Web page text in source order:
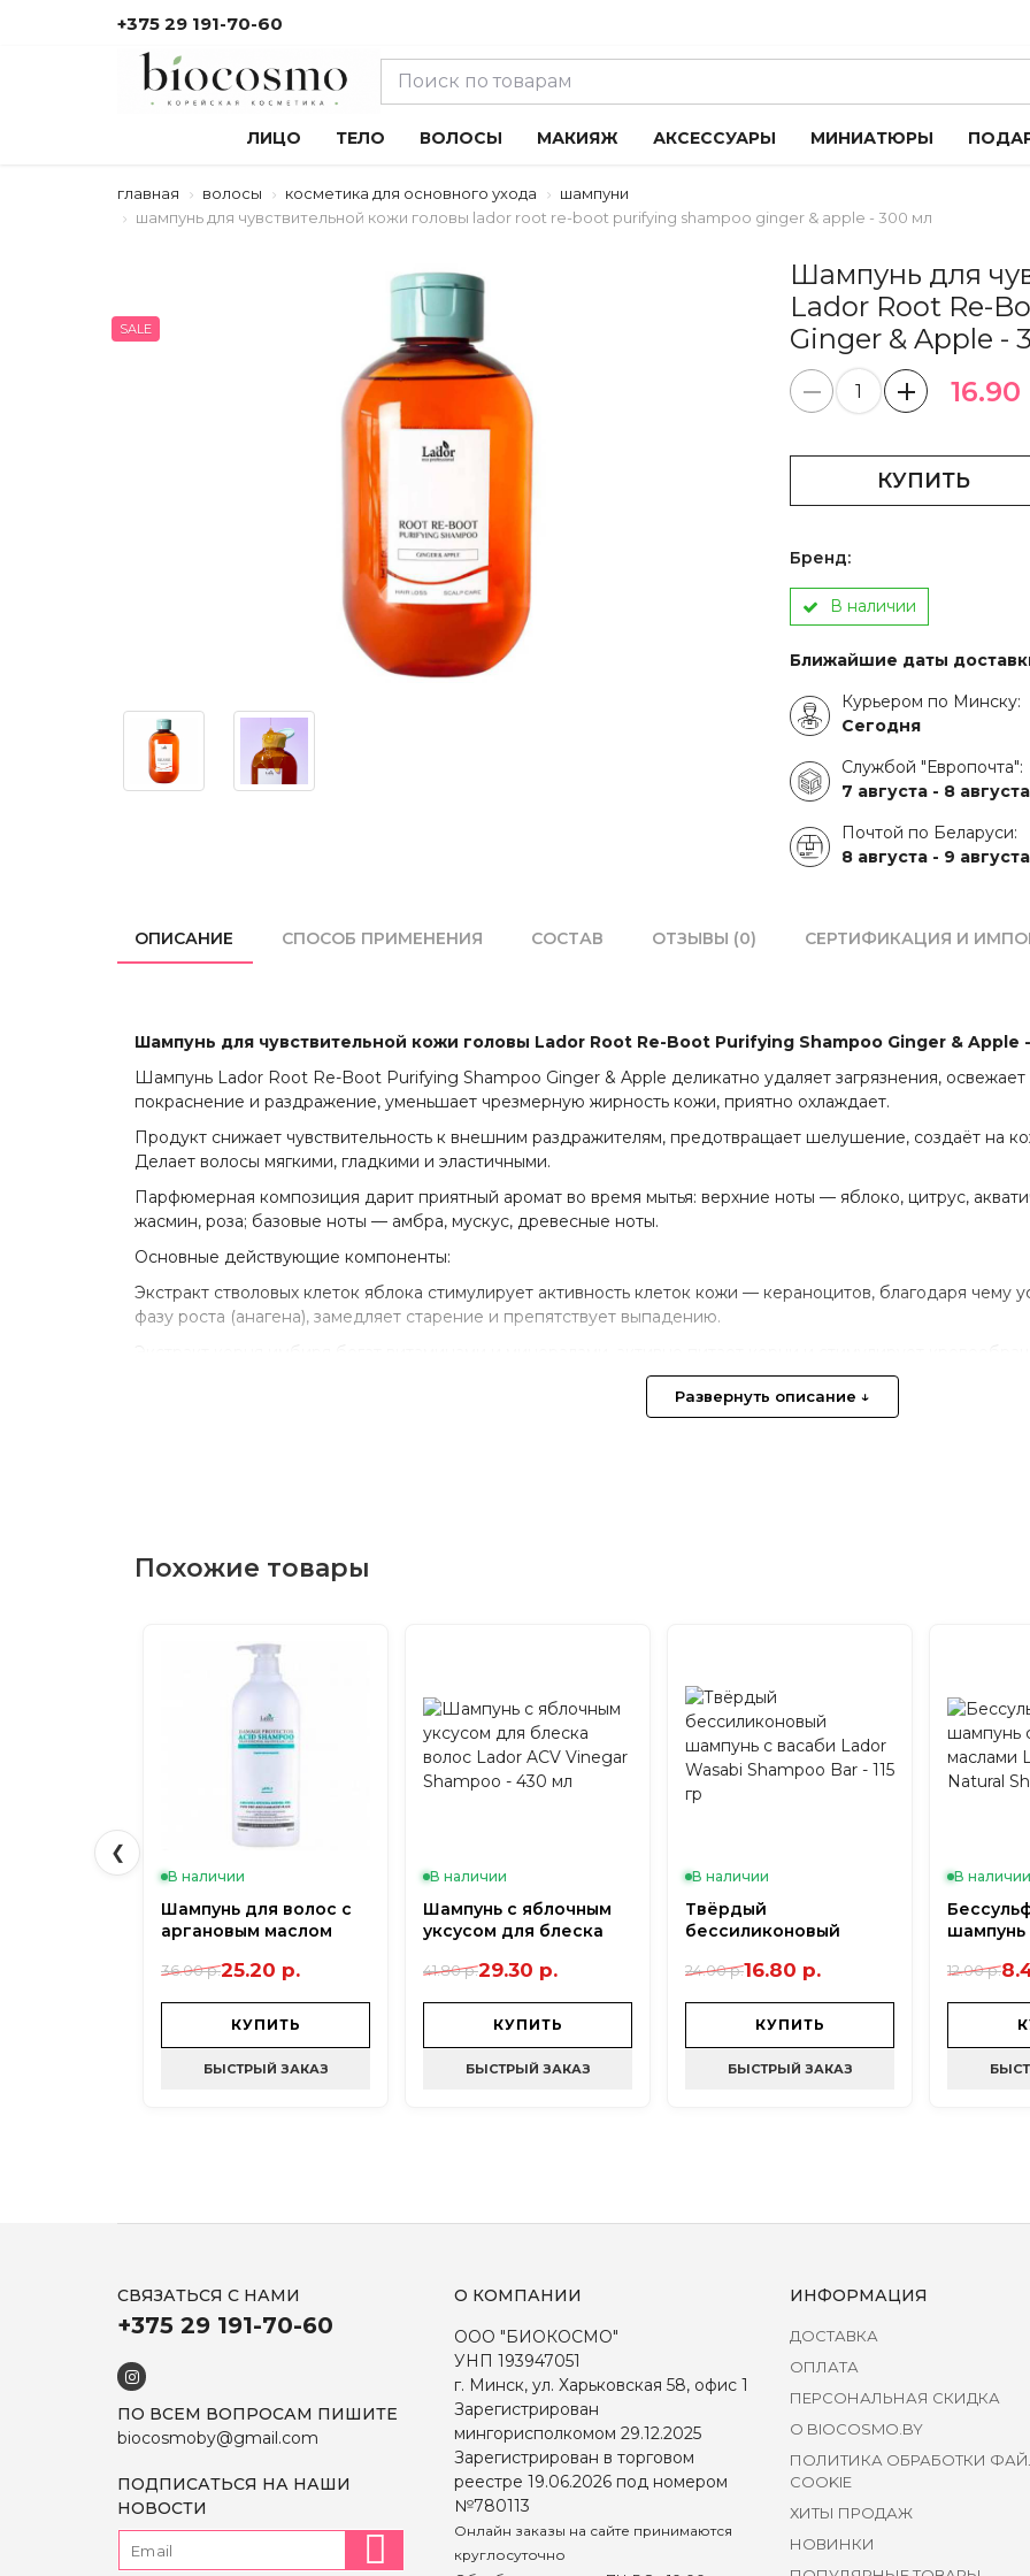
+375 29 191-70-60
ЛИЦО ТЕЛО ВОЛОСЫ МАКИЯЖ АКСЕССУАРЫ МИНИАТЮРЫ
главная волосы косметика для основного ухода
шампуни
шампунь для чувствительной кожи головы lador root re-boot purifying shampoo ginger & apple - 300 мл
SALE
Шампунь для
Lador Root Re-
Ginger & Apple -
16.90
КУПИТЬ
Бренд:
В наличии
Ближайшие даты
Курьером по Минску:
Сегодня
Службой "Европочта":
7 августа - 8 августа
Почтой по Беларуси:
8 августа - 9 августа
ОПИСАНИЕ СПОСОБ ПРИМЕНЕНИЯ СОСТАВ ОТЗЫВЫ (0) СЕРТИФИКАЦИЯ И
Шампунь для чувствительной кожи головы Lador Root Re-Boot Purifying Shampoo Ginger & Apple
Шампунь Lador Root Re-Boot Purifying Shampoo Ginger & Apple деликатно удаляет загрязнения, освежает
покраснение и раздражение, уменьшает чрезмерную жирность кожи, приятно охлаждает.
Продукт снижает чувствительность к внешним раздражителям, предотвращает шелушение, создаёт на
Делает волосы мягкими, гладкими и эластичными.
Парфюмерная композиция дарит приятный аромат во время мытья: верхние ноты — яблоко, цитрус,
жасмин, роза; базовые ноты — амбра, мускус, древесные ноты.
Основные действующие компоненты:
Экстракт стволовых клеток яблока стимулирует активность клеток кожи — кераноцитов, благодаря чему
фазу роста (анагена), замедляет старение и препятствует выпадению.
волос, улучшает их структуру, устраняет перхоть и зуд, снимает раздражения кожи головы и делает
Пантенол (витамин B5) стимулирует интенсивный рост и пробуждение волосяных луковиц,
Ментол улучшает кровообращение и питание луковиц волос, тем самым стимулируя рост волос, а также
Развернуть описание ↓
Похожие товары
❮
В наличии
Шампунь для волос с
аргановым маслом
Protector Acid
36.00 р.25.20 р.
КУПИТЬ
БЫСТРЫЙ ЗАКАЗ
В наличии
Шампунь с яблочным
уксусом для блеска
Vinegar Shampoo - 430
41.80 р.29.30 р.
КУПИТЬ
БЫСТРЫЙ ЗАКАЗ
В наличии
Твёрдый
бессиликоновый
Lador Wasabi Shampoo
24.00 р.16.80 р.
КУПИТЬ
БЫСТРЫЙ ЗАКАЗ
В наличии
Natural
12.00 р.
СВЯЗАТЬСЯ С НАМИ
+375 29 191-70-60
ПО ВСЕМ ВОПРОСАМ ПИШИТЕ
biocosmoby@gmail.com
ПОДПИСАТЬСЯ НА НАШИ
НОВОСТИ
О КОМПАНИИ
ООО "БИОКОСМО"
УНП 193947051
г. Минск, ул. Харьковская 58, офис 1
Зарегистрирован
мингорисполкомом 29.12.2025
Зарегистрирован в торговом
реестре 19.06.2026 под номером
№780113
Онлайн заказы на сайте принимаются
круглосуточно
ИНФОРМАЦИЯ
ДОСТАВКА
ОПЛАТА
ПЕРСОНАЛЬНАЯ СКИДКА
О BIOCOSMO.BY
ПОЛИТИКА ОБРАБОТКИ
COOKIE
ХИТЫ ПРОДАЖ
НОВИНКИ